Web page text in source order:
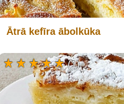
Ātrā kefīra ābolkūka
(1)